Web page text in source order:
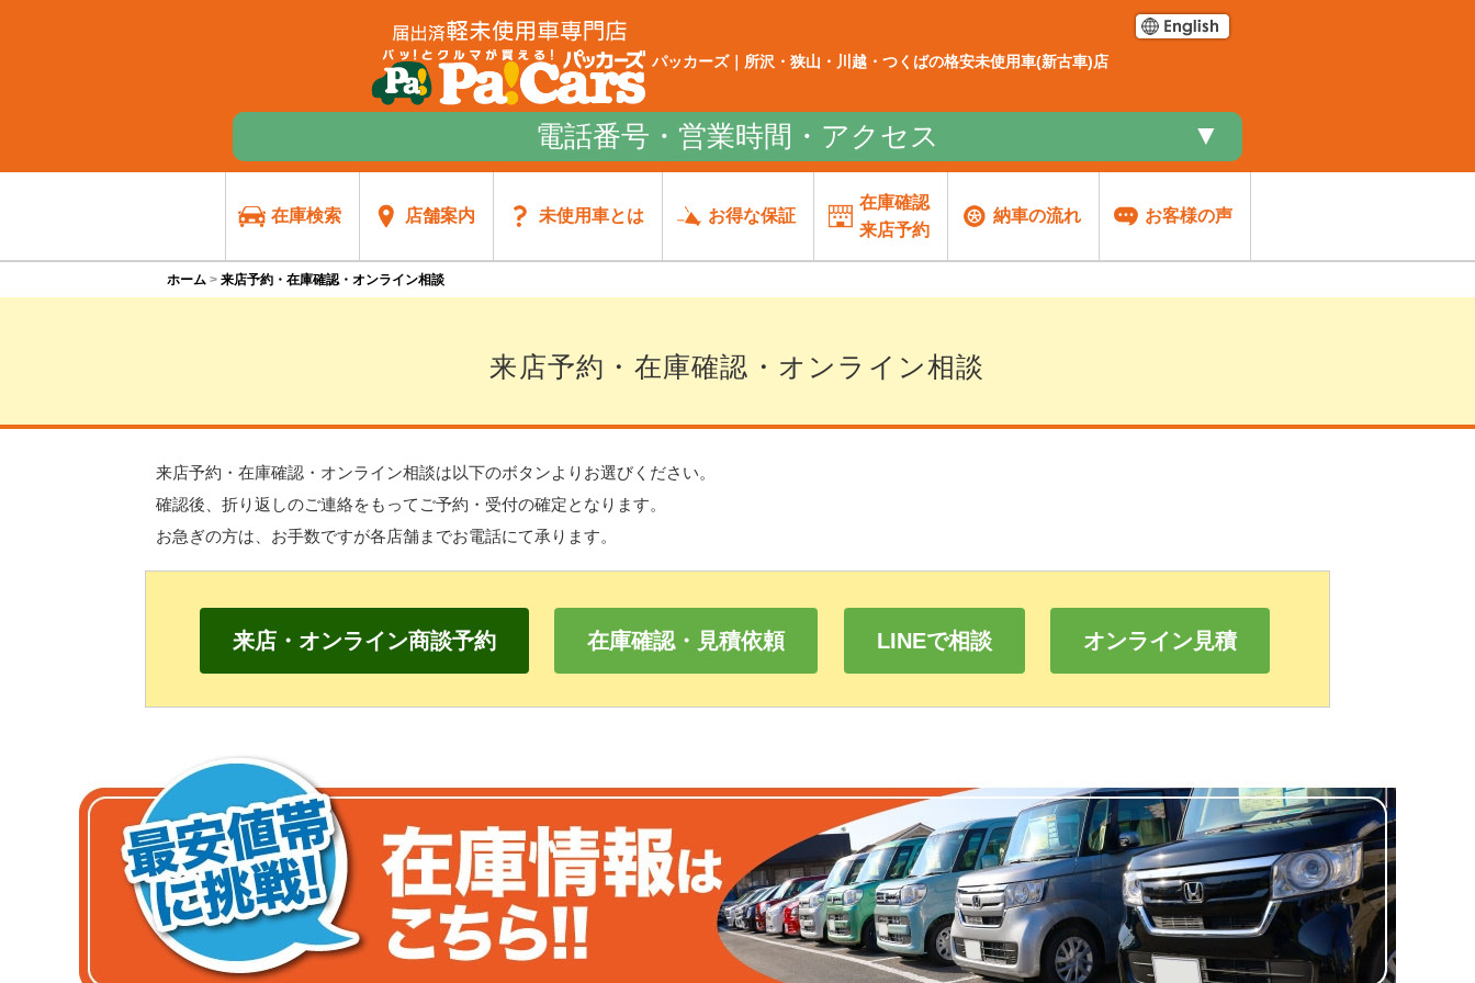
パッカーズ｜所沢・狭山・川越・つくばの格安未使用車(新古車)店
電話番号・営業時間・アクセス ▼
在庫検索 店舗案内 未使用車とは お得な保証
在庫確認
来店予約
納車の流れ お客様の声
ホーム 来店予約・在庫確認・オンライン相談
来店予約・在庫確認・オンライン相談
来店予約・在庫確認・オンライン相談は以下のボタンよりお選びください。
確認後、折り返しのご連絡をもって ご予約・受付の確定となります。
お急ぎの方は、 お手数ですが各店舗までお電話にて承ります。
来店・オンライン商談予約 在庫確認・見積依頼 LINEで相談 オンライン見積